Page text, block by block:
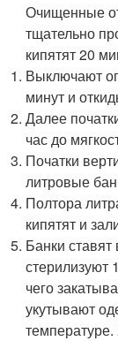
Очищенные
тщательно
кипятят 20
Выключают
минут и
Далее
час до
Початки
литровые
Полтора
кипятят и
Банки
стерилизуют
чего
укутывают